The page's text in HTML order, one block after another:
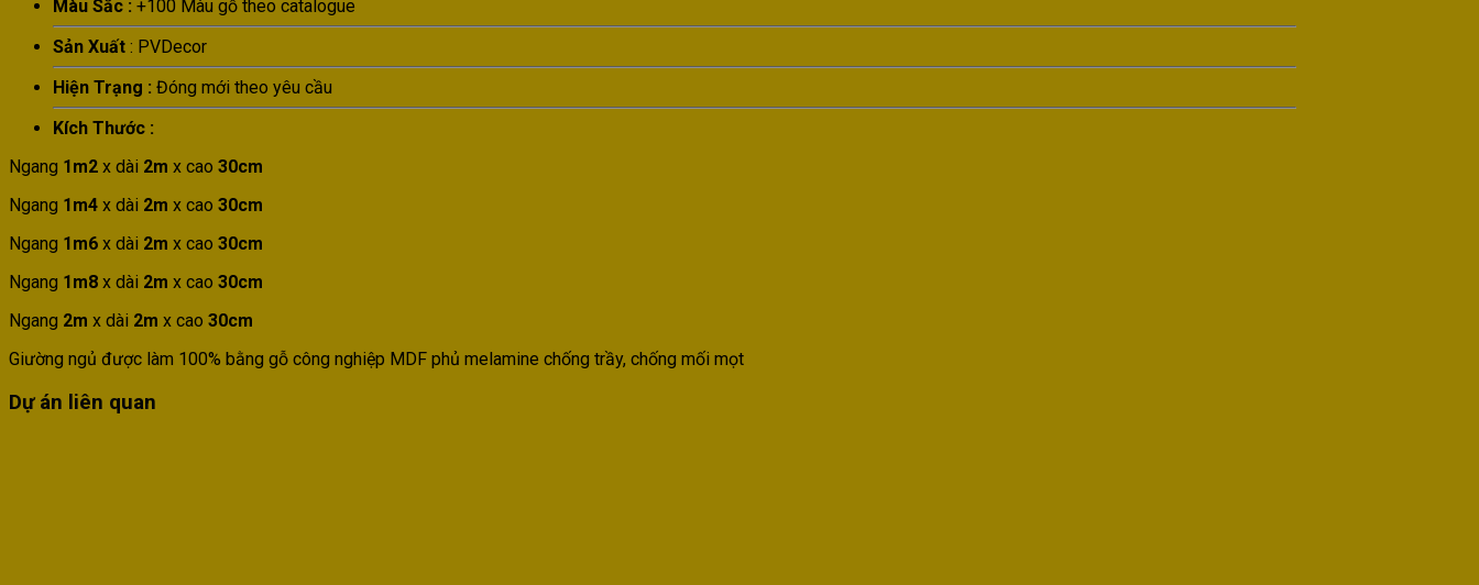
Màu Sắc : +100 Màu gỗ theo catalogue
Sản Xuất : PVDecor
Hiện Trạng : Đóng mới theo yêu cầu
Kích Thước :
Ngang 1m2 x dài 2m x cao 30cm
Ngang 1m4 x dài 2m x cao 30cm
Ngang 1m6 x dài 2m x cao 30cm
Ngang 1m8 x dài 2m x cao 30cm
Ngang 2m x dài 2m x cao 30cm
Giường ngủ được làm 100% bằng gỗ công nghiệp MDF phủ melamine chống trầy, chống mối mọt
Dự án liên quan